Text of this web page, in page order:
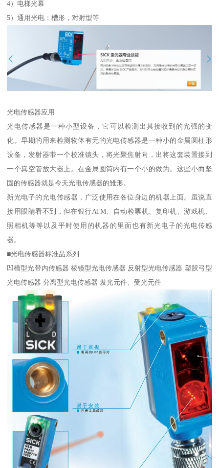
4）电梯光幕
5）通用光电：槽形，对射型等
光电传感器应用
光电传感器是一种小型设备，它可以检测出其接收到的光强的变
化。早期的用来检测物体有无的光电传感器是一种小的金属圆柱形
设备，发射器带一个校准镜头，将光聚焦射向，出将这套装置接到
一个真空管放大器上。在金属圆筒内有一个小的做为。这些小而坚
固的传感器就是今天光电传感器的雏形。
新光电子的光电传感器，广泛使用在各位身边的机器上面。虽说直
接用眼睛看不到，但在银行ATM、自动检票机、复印机、游戏机、
照相机等等以及平时使用的机器的里面也有新光电子的光电传感
器。
■光电传感器标准品系列
凹槽型光带内传感器 棱镜型光电传感器 反射型光电传感器 塑胶弓型
光电传感器 分离型光电传感器 发光元件、受光元件